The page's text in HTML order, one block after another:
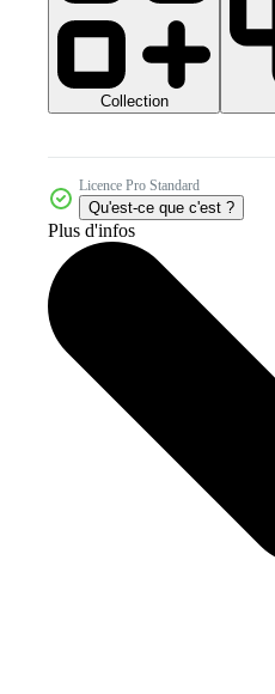
Collection
Licence Pro Standard
Qu'est-ce que c'est ?
Plus d'infos